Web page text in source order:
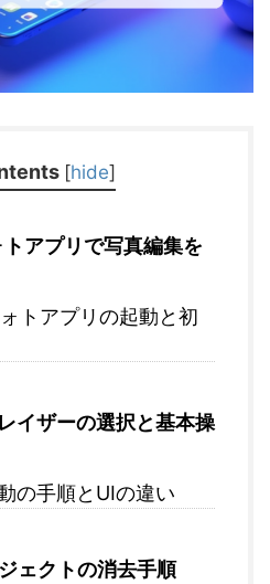
[hide]
アプリで写真編集を
トアプリの起動と初
イザーの選択と基本操
の手順とUIの違い
ェクトの消去手順